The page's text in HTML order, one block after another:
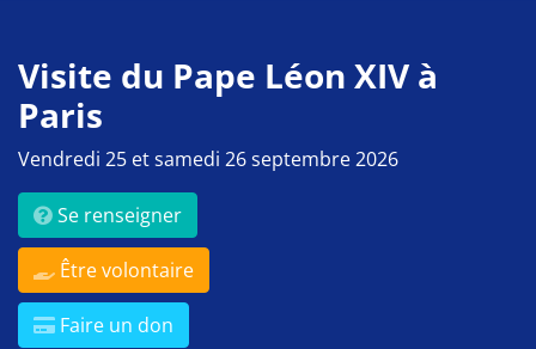
Visite du Pape Léon XIV à
Paris
Vendredi 25 et samedi 26 septembre 2026
Se renseigner
Être volontaire
Faire un don